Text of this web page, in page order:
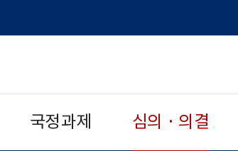
국정과제 심의 · 의결